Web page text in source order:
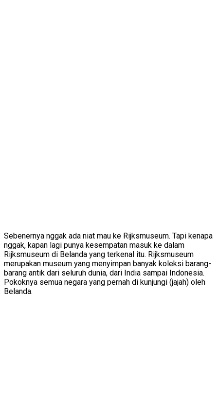
Sebenernya nggak ada niat mau ke Rijksmuseum. Tapi kenapa
nggak, kapan lagi punya kesempatan masuk ke dalam
Rijksmuseum di Belanda yang terkenal itu. Rijksmuseum
merupakan museum yang menyimpan banyak koleksi barang-
barang antik dari seluruh dunia, dari India sampai Indonesia.
Pokoknya semua negara yang pernah di kunjungi (jajah) oleh
Belanda.